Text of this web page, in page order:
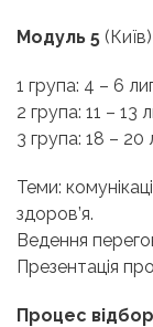
Модуль 5 (Київ)
1 група: 4 – 6
2 група: 11 – 13
3 група: 18 – 20
Теми:
здоров’я.
Ведення
Презентація
Процес